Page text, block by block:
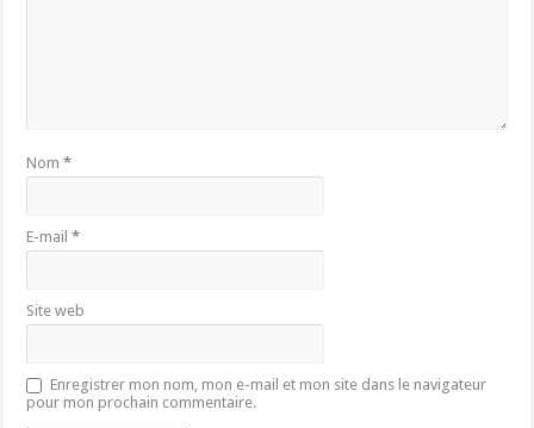
Nom*
E-mail*
Site web
Enregistrer mon nom, mon e-mail et mon site dans le navigateur
pour mon prochain commentaire.